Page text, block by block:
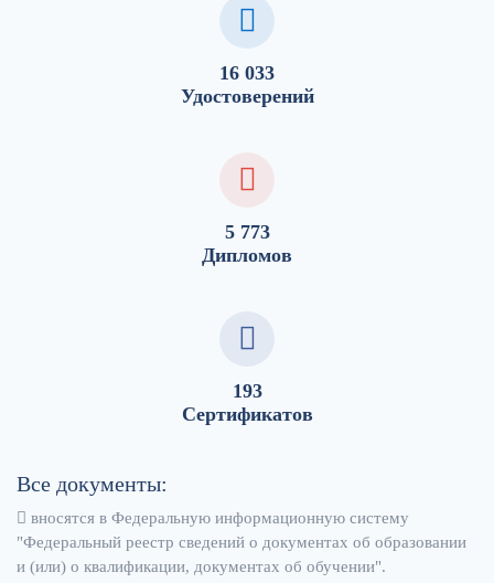
16 033
Удостоверений
5 773
Дипломов
193
Сертификатов
Все документы:
вносятся в Федеральную информационную систему
"Федеральный реестр сведений о документах об образовании
и (или) о квалификации, документах об обучении".